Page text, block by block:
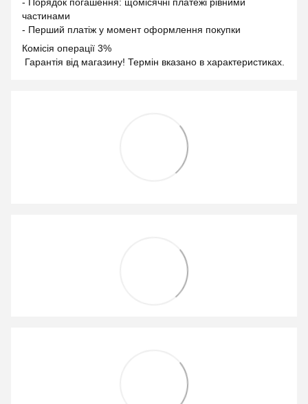
частинами
- Перший платіж у момент оформлення покупки
Комісія операції 3%
Гарантія від магазину! Термін вказано в характеристиках.